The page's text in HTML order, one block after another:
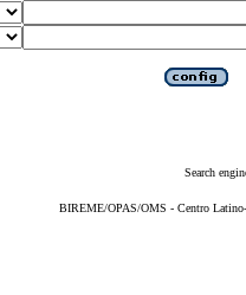
Search
BIREME/OPAS/OMS - Centro Latino-